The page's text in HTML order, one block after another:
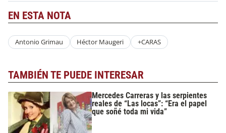
EN ESTA NOTA
Antonio Grimau Héctor Maugeri +CARAS
TAMBIÉN TE PUEDE INTERESAR
Mercedes Carreras y las serpientes
reales de “Las locas”: “Era el papel
que soñé toda mi vida”